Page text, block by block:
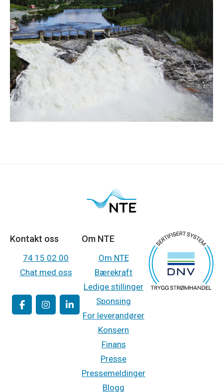
Strøm Nyhet 29. april 2024
Fornybarkatedralen Nedre Fiskumfoss
Det har konsekvenser å bygge ut fornybar energi. Men
konsekvensene av å lukke øynene og håpe at
klimakrisen går over og at det ikke blir noe
kraftunderskudd, er mye større.
Kontakt oss
74 15 02 00
Chat med oss
Om NTE
Om NTE
Bærekraft
Ledige stillinger
Sponsing
For leverandører
Konsern
Finans
Presse
Pressemeldinger
Blogg